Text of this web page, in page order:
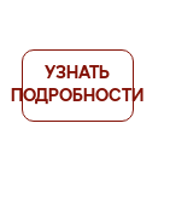
УЗНАТЬ
ПОДРОБНОСТИ